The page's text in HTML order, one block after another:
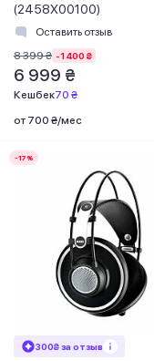
(2458X00100)
Оставить отзыв
8 399 ₴ -1 400 ₴
6 999 ₴
Кешбек70 ₴
от 700 ₴/мес
-17%
300₴ за отзыв